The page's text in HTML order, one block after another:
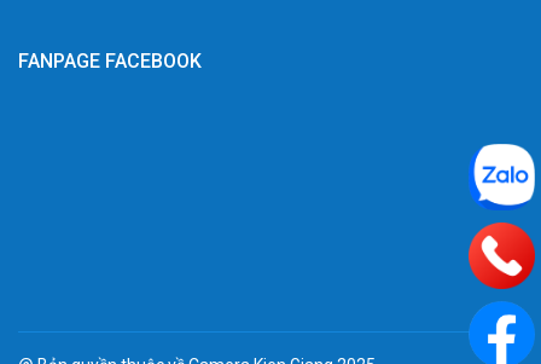
FANPAGE FACEBOOK